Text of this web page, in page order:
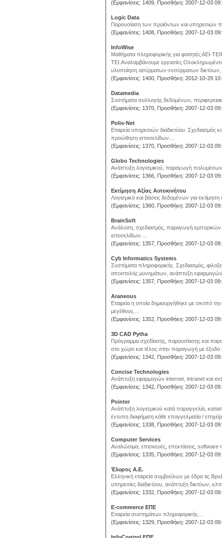
(Εμφανίσεις: 1409, Προσθήκη: 2007-12-03
Logic Data
Παρουσίαση των προϊόντων και υπηρεσιών
(Εμφανίσεις: 1408, Προσθήκη: 2007-12-03
InfoWise
Μαθήματα πληροφορικής για φοιτητές ΑΕΙ-
ΤΕΙ.Αναλαμβάνουμε
υλοποίηση ασύρματων-ενσύρματων
(Εμφανίσεις: 1400, Προσθήκη: 2012-10-29
Datamedia
Συστήματα συλλογής δεδομένων,
(Εμφανίσεις: 1370, Προσθήκη: 2007-12-03
Polis-Net
Εταιρεία υπηρεσιών διαδικτύου. Σχεδιασμός
προώθηση ιστοσελίδων....
(Εμφανίσεις: 1370, Προσθήκη: 2007-12-03
Globo Technologies
Ανάπτυξη λογισμικού, παραγωγή
(Εμφανίσεις: 1366, Προσθήκη: 2007-12-03
Εκτίμηση Aξίας Aυτοκινήτου
Λογισμικό και βάσεις δεδομένων για
(Εμφανίσεις: 1360, Προσθήκη: 2007-12-03
BrainSoft
Ανάλυση, σχεδιασμός, παραγωγή
ιστοσελίδων....
(Εμφανίσεις: 1357, Προσθήκη: 2007-12-03
Cyb Informatics Systems
Συστήματα πληροφορικής. Σχεδιασμός,
αποστολής μυνημάτων, ανάπτυξη εφαρμογών
(Εμφανίσεις: 1357, Προσθήκη: 2007-12-03
Araneous
Εταιρεία η οποία δημιουργήθηκε με σκοπό
μεγέθους....
(Εμφανίσεις: 1352, Προσθήκη: 2007-12-03
3D CAD Pytha
Πρόγραμμα σχεδίασης, παρουσίασης και
στο χώρο και τέλος στην παραγωγή με
(Εμφανίσεις: 1342, Προσθήκη: 2007-12-03
Concise Technologies
Aνάπτυξη εφαρμογών internet, intranet και
(Εμφανίσεις: 1342, Προσθήκη: 2007-12-03
Pointer
Aνάπτυξη λογισμικού κατά παραγγελία,
έντυπη διαφήμιση κάθε επαγγελματία /
(Εμφανίσεις: 1338, Προσθήκη: 2007-12-03
Computer Services
Αναλώσιμα, επισκευές, επεκτάσεις, software
(Εμφανίσεις: 1335, Προσθήκη: 2007-12-03
Έλυρος Α.Ε.
Ελληνική εταιρεία συμβούλων με έδρα τις
υπηρεσίες διαδικτύου, ανάπτυξη δικτύων,
(Εμφανίσεις: 1332, Προσθήκη: 2007-12-03
E-commerce ΕΠΕ
Εταιρεία συστημάτων πληροφορικής....
(Εμφανίσεις: 1329, Προσθήκη: 2007-12-03